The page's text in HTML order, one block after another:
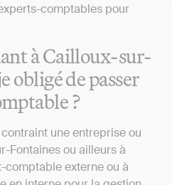
comptables pour
à Cailloux-sur-
obligé de passer
?
une entreprise ou
Fontaines ou ailleurs à
comptable externe ou à